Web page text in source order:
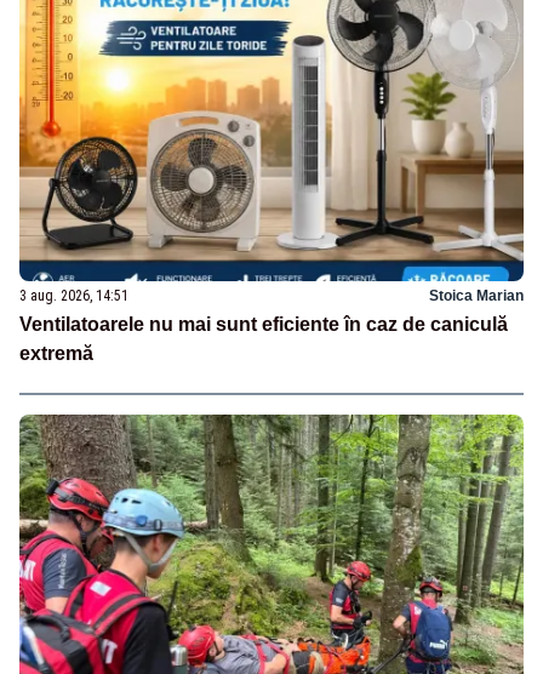
3 aug. 2026, 14:51 Stoica Marian
Ventilatoarele nu mai sunt eficiente în caz de caniculă
extremă